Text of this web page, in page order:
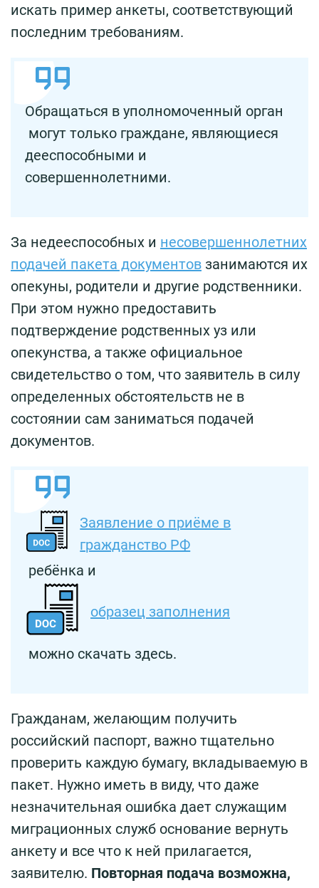
искать пример анкеты, соответствующий
последним требованиям.
Обращаться в уполномоченный орган
могут только граждане, являющиеся
дееспособными и
совершеннолетними.
За недееспособных и несовершеннолетних
подачей пакета документов занимаются их
опекуны, родители и другие родственники.
При этом нужно предоставить
подтверждение родственных уз или
опекунства, а также официальное
свидетельство о том, что заявитель в силу
определенных обстоятельств не в
состоянии сам заниматься подачей
документов.
Заявление о приёме в
гражданство РФ
ребёнка и
образец заполнения
можно скачать здесь.
Гражданам, желающим получить
российский паспорт, важно тщательно
проверить каждую бумагу, вкладываемую в
пакет. Нужно иметь в виду, что даже
незначительная ошибка дает служащим
миграционных служб основание вернуть
анкету и все что к ней прилагается,
заявителю. Повторная подача возможна,